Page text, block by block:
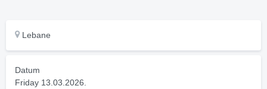
Lebane
Datum
Friday 13.03.2026.